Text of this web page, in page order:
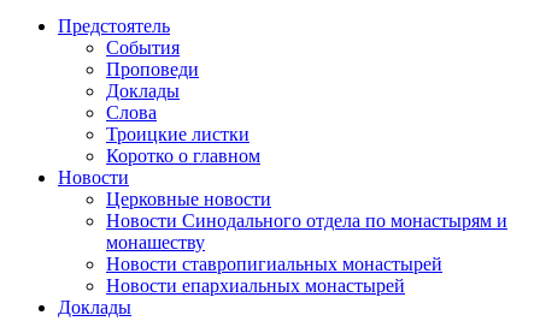
Предстоятель
События
Проповеди
Доклады
Слова
Троицкие листки
Коротко о главном
Новости
Церковные новости
Новости Синодального отдела по монастырям и
монашеству
Новости ставропигиальных монастырей
Новости епархиальных монастырей
Доклады